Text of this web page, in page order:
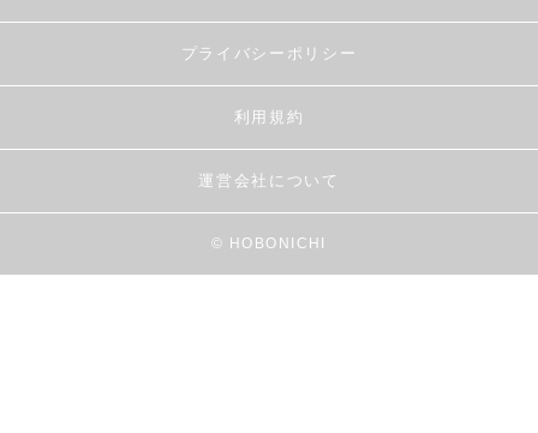
プライバシーポリシー
利用規約
運営会社について
© HOBONICHI